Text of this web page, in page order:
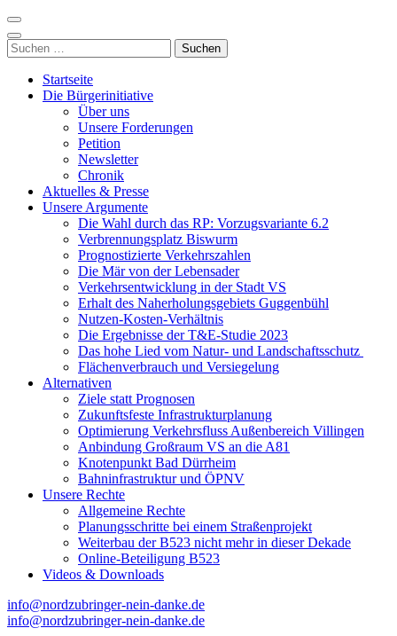
Zum
Inhalt
springen
(Enter
drücken)
Nordzubringer nein danke
Die BI NORDZUBRINGER NEIN DANKE ist ein loser
Zusammenschluss von Bürgerinnen und Bürgern der Stadt Villingen-
Schwenningen, der sich klar gegen den Bau des Nordzubringers,
dem Weiterbau der B523, positioniert.
Suchen
nach:
Startseite
Die Bürgerinitiative
Über uns
Unsere Forderungen
Petition
Newsletter
Chronik
Aktuelles & Presse
Unsere Argumente
Die Wahl durch das RP: Vorzugsvariante 6.2
Verbrennungsplatz Biswurm
Prognostizierte Verkehrszahlen
Die Mär von der Lebensader
Verkehrsentwicklung in der Stadt VS
Erhalt des Naherholungsgebiets Guggenbühl
Nutzen-Kosten-Verhältnis
Die Ergebnisse der T&E-Studie 2023
Das hohe Lied vom Natur- und Landschaftsschutz
Flächenverbrauch und Versiegelung
Alternativen
Ziele statt Prognosen
Zukunftsfeste Infrastrukturplanung
Optimierung Verkehrsfluss Außenbereich Villingen
Anbindung Großraum VS an die A81
Knotenpunkt Bad Dürrheim
Bahninfrastruktur und ÖPNV
Unsere Rechte
Allgemeine Rechte
Planungsschritte bei einem Straßenprojekt
Weiterbau der B523 nicht mehr in dieser Dekade
Online-Beteiligung B523
Videos & Downloads
info@nordzubringer-nein-danke.de
info@nordzubringer-nein-danke.de